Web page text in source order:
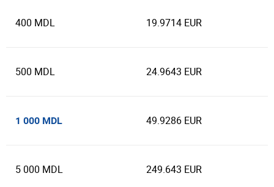
400 MDL 19.9714 EUR
500 MDL 24.9643 EUR
1 000 MDL 49.9286 EUR
5 000 MDL 249.643 EUR